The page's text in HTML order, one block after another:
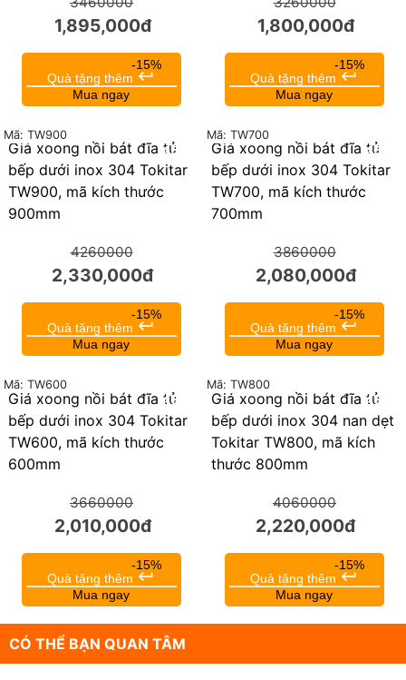
1,895,000đ
-15%
Quà tặng thêm keyboard_return
Mua ngay
1,800,000đ
-15%
Quà tặng thêm keyboard_return
Mua ngay
45%
Giá xoong nồi bát đĩa tủ
bếp dưới inox 304 Tokitar
TW900, mã kích thước
900mm
Mã: TW900
4260000
2,330,000đ
-15%
Quà tặng thêm keyboard_return
Mua ngay
46%
Giá xoong nồi bát đĩa tủ
bếp dưới inox 304 Tokitar
TW700, mã kích thước
700mm
Mã: TW700
3860000
2,080,000đ
-15%
Quà tặng thêm keyboard_return
Mua ngay
45%
Giá xoong nồi bát đĩa tủ
bếp dưới inox 304 Tokitar
TW600, mã kích thước
600mm
Mã: TW600
3660000
2,010,000đ
-15%
Quà tặng thêm keyboard_return
Mua ngay
45%
Giá xoong nồi bát đĩa tủ
bếp dưới inox 304 nan dẹt
Tokitar TW800, mã kích
thước 800mm
Mã: TW800
4060000
2,220,000đ
-15%
Quà tặng thêm keyboard_return
Mua ngay
CÓ THỂ BẠN QUAN TÂM